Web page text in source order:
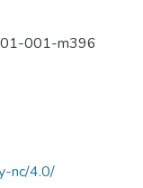
001-m396
nc/4.0/